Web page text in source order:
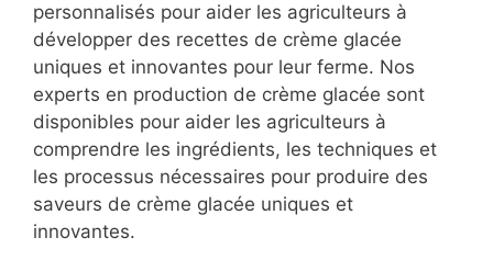
personnalisés pour aider les agriculteurs à
développer des recettes de crème glacée
uniques et innovantes pour leur ferme. Nos
experts en production de crème glacée sont
disponibles pour aider les agriculteurs à
comprendre les ingrédients, les techniques et
les processus nécessaires pour produire des
saveurs de crème glacée uniques et
innovantes.